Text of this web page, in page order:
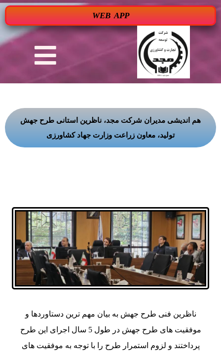
WEB APP
هم اندیشی مدیران شرکت مجد، ناظرین استانی طرح جهش
تولید، معاون زراعت وزارت جهاد کشاورزی
ناظرین فنی طرح جهش به بیان مهم ترین دستاوردها و
موفقیت های طرح جهش در طول 5 سال اجرای این طرح
پرداختند و لزوم استمرار طرح را با توجه به موفقیت های